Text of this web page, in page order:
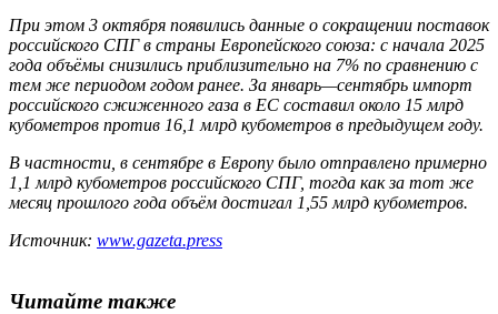
При этом 3 октября появились данные о сокращении поставок
российского СПГ в страны Европейского союза: с начала 2025
года объёмы снизились приблизительно на 7% по сравнению с
тем же периодом годом ранее. За январь—сентябрь импорт
российского сжиженного газа в ЕС составил около 15 млрд
кубометров против 16,1 млрд кубометров в предыдущем году.
В частности, в сентябре в Европу было отправлено примерно
1,1 млрд кубометров российского СПГ, тогда как за тот же
месяц прошлого года объём достигал 1,55 млрд кубометров.
Источник: www.gazeta.press
Читайте также